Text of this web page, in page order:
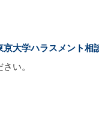
京大学ハラスメント相
い。